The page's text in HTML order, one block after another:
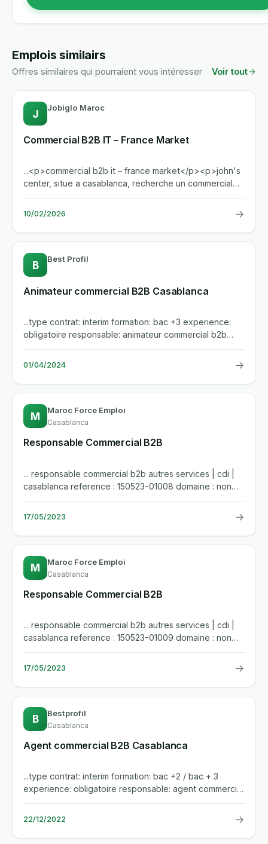
Emplois similairs
Offres similaires qui pourraient vous intéresser Voir tout
J Jobiglo Maroc
Commercial B2B IT – France Market
...<p>commercial b2b it – france market</p><p>john's
center, situe a casablanca, recherche un commercial
b2b specialise...
10/02/2026 →
B Best Profil
Animateur commercial B2B Casablanca
...type contrat: interim formation: bac +3 experience:
obligatoire responsable: animateur commercial b2b
casablancabest...
01/04/2024 →
M Maroc Force Emploi
Casablanca
Responsable Commercial B2B
... responsable commercial b2b autres services | cdi |
casablanca reference : 150523-01008 domaine : non
specifie secteur...
17/05/2023 →
M Maroc Force Emploi
Casablanca
Responsable Commercial B2B
... responsable commercial b2b autres services | cdi |
casablanca reference : 150523-01009 domaine : non
specifie secteur...
17/05/2023 →
B Bestprofil
Casablanca
Agent commercial B2B Casablanca
...type contrat: interim formation: bac +2 / bac + 3
experience: obligatoire responsable: agent commercial
b2b...
22/12/2022 →